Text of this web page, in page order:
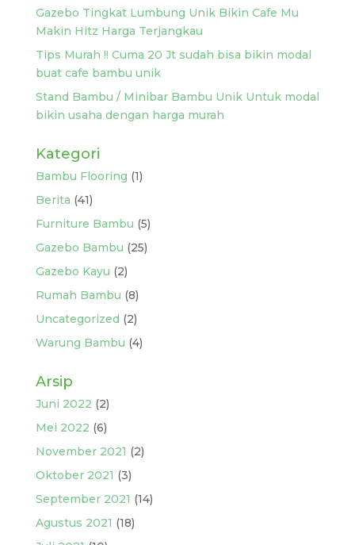
Gazebo Tingkat Lumbung Unik Bikin Cafe Mu
Makin Hitz Harga Terjangkau
Tips Murah !! Cuma 20 Jt sudah bisa bikin modal
buat cafe bambu unik
Stand Bambu / Minibar Bambu Unik Untuk modal
bikin usaha dengan harga murah
Kategori
Bambu Flooring (1)
Berita (41)
Furniture Bambu (5)
Gazebo Bambu (25)
Gazebo Kayu (2)
Rumah Bambu (8)
Uncategorized (2)
Warung Bambu (4)
Arsip
Juni 2022 (2)
Mei 2022 (6)
November 2021 (2)
Oktober 2021 (3)
September 2021 (14)
Agustus 2021 (18)